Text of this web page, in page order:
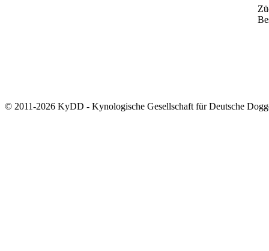
© 2011-2026 KyDD - Kynologische Gesellschaft für Deutsche